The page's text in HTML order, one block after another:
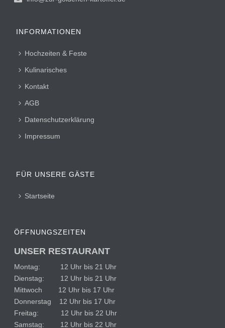
INFORMATIONEN
Hochzeiten & Feste
Kulinarisches
Kontakt
AGB
Datenschutzerklärung
Impressum
FÜR UNSERE GÄSTE
Startseite
ÖFFNUNGSZEITEN
UNSER RESTAURANT
Montag: 12 Uhr bis 21 Uhr
Dienstag: 12 Uhr bis 21 Uhr
Mittwoch 12 Uhr bis 17 Uhr
Donnerstag 12 Uhr bis 17 Uhr
Freitag: 12 Uhr bis 22 Uhr
Samstag: 12 Uhr bis 22 Uhr